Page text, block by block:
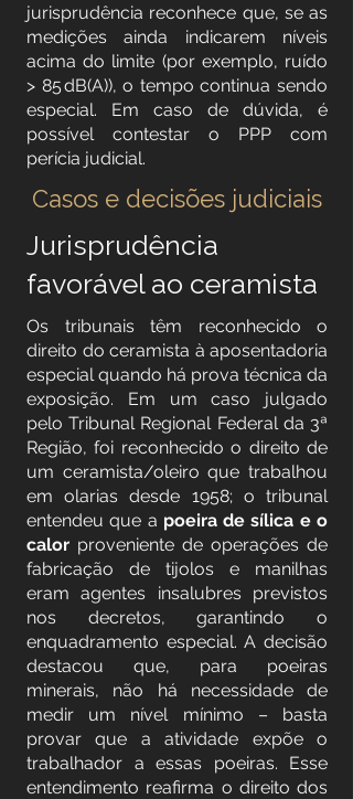
jurisprudência reconhece que, se as
medições ainda indicarem níveis
acima do limite (por exemplo, ruído
> 85 dB(A)), o tempo continua sendo
especial. Em caso de dúvida, é
possível contestar o PPP com
perícia judicial.
Casos e decisões judiciais
Jurisprudência
favorável ao ceramista
Os tribunais têm reconhecido o
direito do ceramista à aposentadoria
especial quando há prova técnica da
exposição. Em um caso julgado
pelo Tribunal Regional Federal da 3ª
Região, foi reconhecido o direito de
um ceramista/oleiro que trabalhou
em olarias desde 1958; o tribunal
entendeu que a poeira de sílica e o
calor proveniente de operações de
fabricação de tijolos e manilhas
eram agentes insalubres previstos
nos decretos, garantindo o
enquadramento especial. A decisão
destacou que, para poeiras
minerais, não há necessidade de
medir um nível mínimo – basta
provar que a atividade expõe o
trabalhador a essas poeiras. Esse
entendimento reafirma o direito dos